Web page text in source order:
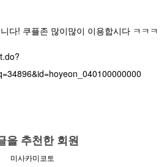
다! 쿠플존 많이많이 이용합시다 ㅋㅋㅋ
을 추천한 회원
미사카미코토